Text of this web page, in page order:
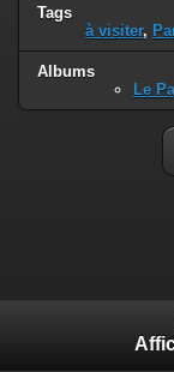
Tags
à visiter,
Albums
Le